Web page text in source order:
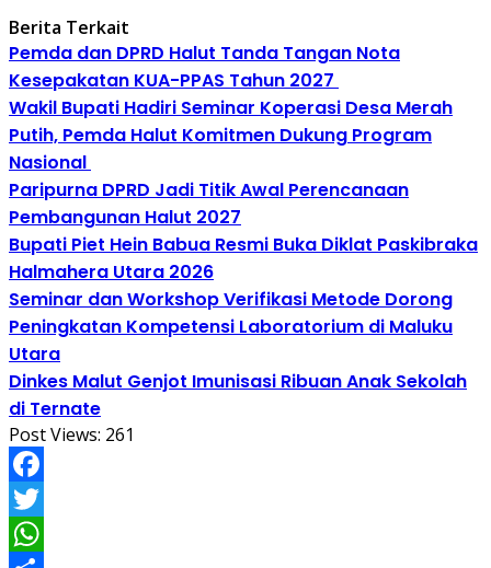
Berita Terkait
Pemda dan DPRD Halut Tanda Tangan Nota
Kesepakatan KUA-PPAS Tahun 2027
Wakil Bupati Hadiri Seminar Koperasi Desa Merah
Putih, Pemda Halut Komitmen Dukung Program
Nasional
Paripurna DPRD Jadi Titik Awal Perencanaan
Pembangunan Halut 2027
Bupati Piet Hein Babua Resmi Buka Diklat Paskibraka
Halmahera Utara 2026
Seminar dan Workshop Verifikasi Metode Dorong
Peningkatan Kompetensi Laboratorium di Maluku
Utara
Dinkes Malut Genjot Imunisasi Ribuan Anak Sekolah
di Ternate
Post Views: 261
Facebook
Twitter